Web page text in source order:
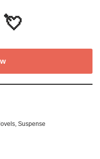
Suspense